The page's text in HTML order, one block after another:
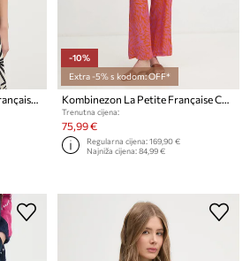
-10%
Extra -5% s kodom: OFF*
Trenutna cijena:
75,99 €
Regularna cijena:169,90 €
Najniža cijena:84,99 €